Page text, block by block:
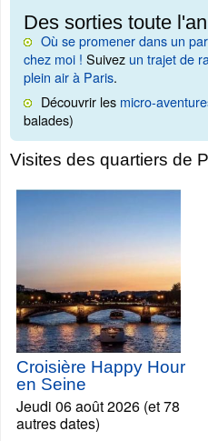
Des sorties toute
Où se promener dans un
chez moi ! Suivez un trajet de
plein air à Paris.
Découvrir les micro-
balades)
Visites des quartiers de
Croisière Happy Hour
en Seine
Jeudi 06 août 2026 (et 78
autres dates)